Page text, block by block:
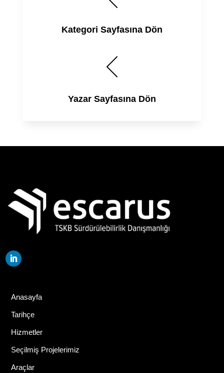
Kategori Sayfasına Dön
Yazar Sayfasına Dön
Anasayfa
Tarihçe
Hizmetler
Seçilmiş Projelerimiz
Araçlar